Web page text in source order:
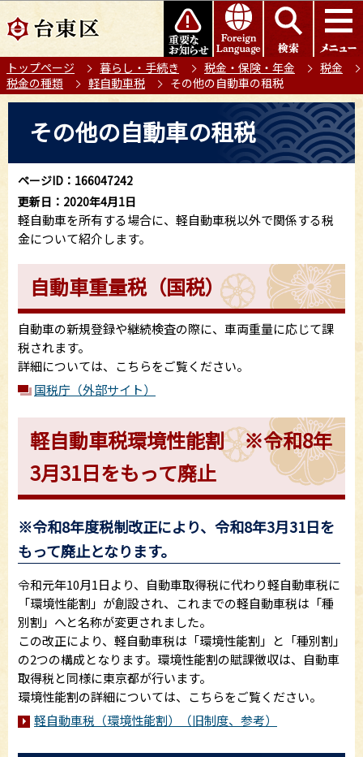
の
ー
ジ
このページの本文へ移動
トップページ 暮らし・手続き 税金・保険・年金
税金
税金の種類
軽自動車税 その他の自動車の租税
か
ら
その他の自動車の租税
ページID：166047242
更新日：2020年4月1日
軽自動車を所有する場合に、軽自動車税以外で関係する税
金について紹介します。
自動車重量税（国税）
自動車の新規登録や継続検査の際に、車両重量に応じて課
税されます。
詳細については、こちらをご覧ください。
国税庁（外部サイト）
軽自動車税環境性能割 ※令和8年
3月31日をもって廃止
※令和8年度税制改正により、令和8年3月31日を
もって廃止となります。
令和元年10月1日より、自動車取得税に代わり軽自動車税に
「環境性能割」が創設され、これまでの軽自動車税は「種
別割」へと名称が変更されました。
この改正により、軽自動車税は「環境性能割」と「種別割」
の2つの構成となります。環境性能割の賦課徴収は、自動車
取得税と同様に東京都が行います。
環境性能割の詳細については、こちらをご覧ください。
軽自動車税（環境性能割）（旧制度、参考）